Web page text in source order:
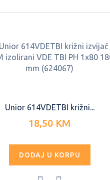
Unior 614VDETBI križni...
18,50 KM
DODAJ U KORPU